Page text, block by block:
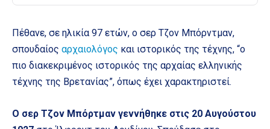
Πέθανε, σε ηλικία 97 ετών, ο σερ Τζον Μπόρντμαν,
σπουδαίος αρχαιολόγος και ιστορικός της τέχνης, “ο
πιο διακεκριμένος ιστορικός της αρχαίας ελληνικής
τέχνης της Βρετανίας”, όπως έχει χαρακτηριστεί.
Ο σερ Τζον Μπόρτμαν γεννήθηκε στις 20 Αυγούστου